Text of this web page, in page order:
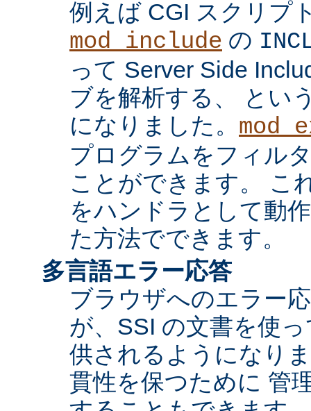
例えば CGI スクリプ
mod_include の
って Server Side
ブを解析する、 とい
になりました。
プログラムをフィル
ことができます。 こ
をハンドラとして動
た方法でできます。
多言語エラー応答
ブラウザへのエラー
が、SSI の文書を使
供されるようになり
貫性を保つために 管